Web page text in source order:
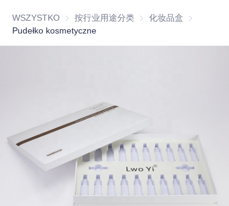
WSZYSTKO 按行业用途分类 按行业用途分类
化妆品盒 化妆品盒
Pudełko kosmetyczne